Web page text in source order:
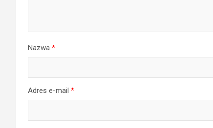
Nazwa *
Adres e-mail *